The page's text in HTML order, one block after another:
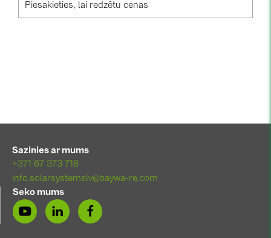
Piesakieties, lai redzētu cenas
Sazinies ar mums
+371 67 373 718
info.solarsystemslv@baywa-re.com
Seko mums